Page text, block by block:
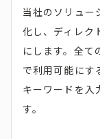
当社のソリュー
化し、ディレク
にします。全て
で利用可能にす
キーワードを入
す。